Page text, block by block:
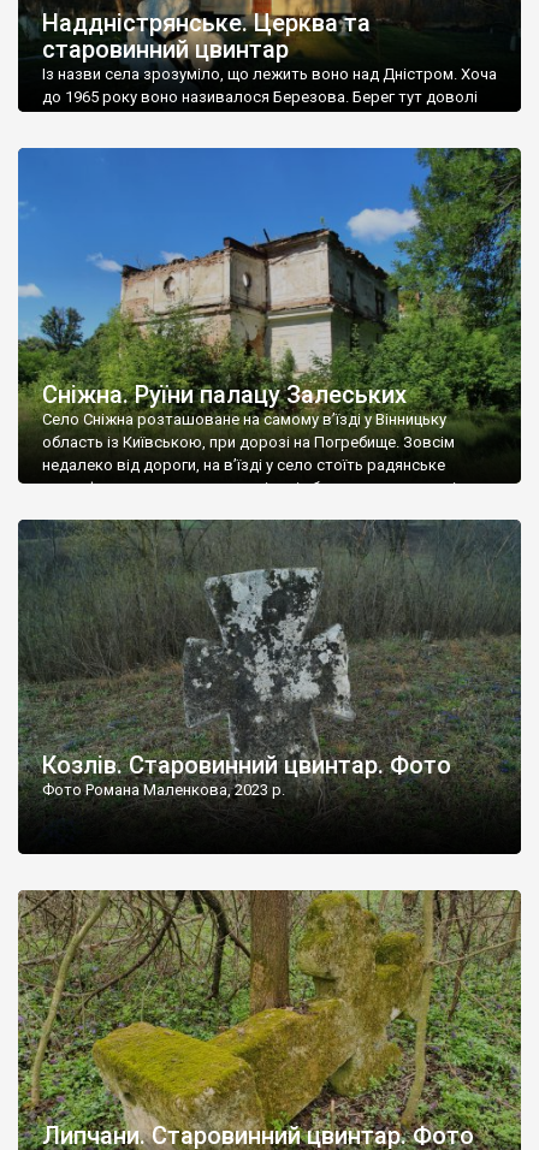
Наддністрянське. Церква та
старовинний цвинтар
Із назви села зрозуміло, що лежить воно над Дністром. Хоча
до 1965 року воно називалося Березова. Берег тут доволі
Наддністрянське відрізняється від більшості навколишніх
сіл. У селі є мурована Михайлівська церква. Точної дати […]
Сніжна. Руїни палацу Залеських
Село Сніжна розташоване на самому в’їзді у Вінницьку
область із Київською, при дорозі на Погребище. Зовсім
недалеко від дороги, на в’їзді у село стоїть радянське
рельєфне пано, яке показує жінку і яблуню, а трохи далі, десь
не видно, але видно дві стареньких колії у траві – […]
Козлів. Старовинний цвинтар. Фото
Фото Романа Маленкова, 2023 р.
Липчани. Старовинний цвинтар. Фото